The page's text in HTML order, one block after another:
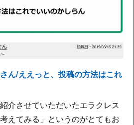
ん/ええっと、投稿の方法はこれ
介させていただいたエラクレス
えてみる」というのがとてもお